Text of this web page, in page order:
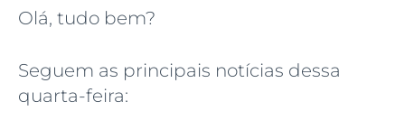
Olá, tudo bem?
Seguem as principais notícias dessa
quarta-feira: